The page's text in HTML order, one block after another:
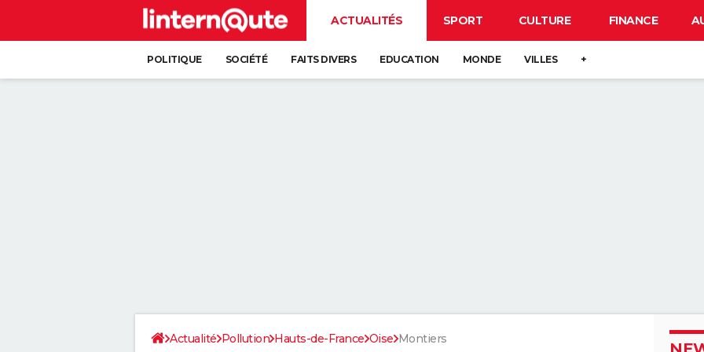
ACTUALITÉS SPORT CULTURE FINANCE
POLITIQUE SOCIÉTÉ FAITS DIVERS EDUCATION MONDE VILLES +
Actualité Pollution Hauts-de-France Oise Montiers